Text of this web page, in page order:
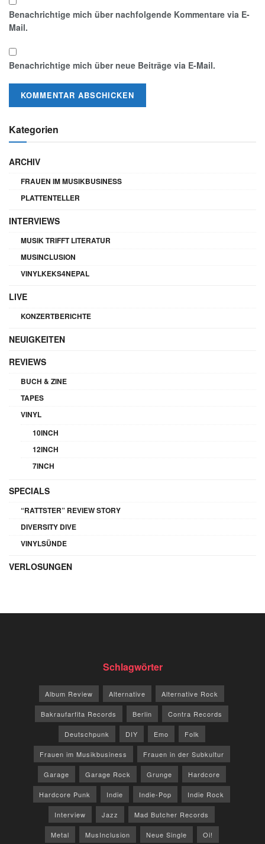
Benachrichtige mich über nachfolgende Kommentare via E-
Mail.
Benachrichtige mich über neue Beiträge via E-Mail.
Kategorien
ARCHIV
FRAUEN IM MUSIKBUSINESS
PLATTENTELLER
INTERVIEWS
MUSIK TRIFFT LITERATUR
MUSINCLUSION
VINYLKEKS4NEPAL
LIVE
KONZERTBERICHTE
NEUIGKEITEN
REVIEWS
BUCH & ZINE
TAPES
VINYL
10INCH
12INCH
7INCH
SPECIALS
“RATTSTER” REVIEW STORY
DIVERSITY DIVE
VINYLSÜNDE
VERLOSUNGEN
Schlagwörter
Album Review Alternative Alternative Rock
Bakraufarfita Records Berlin Contra Records
Deutschpunk DIY Emo Folk
Frauen im Musikbusiness Frauen in der Subkultur
Garage Garage Rock Grunge Hardcore
Hardcore Punk Indie Indie-Pop Indie Rock
Interview Jazz Mad Butcher Records
Metal MusInclusion Neue Single Oi!